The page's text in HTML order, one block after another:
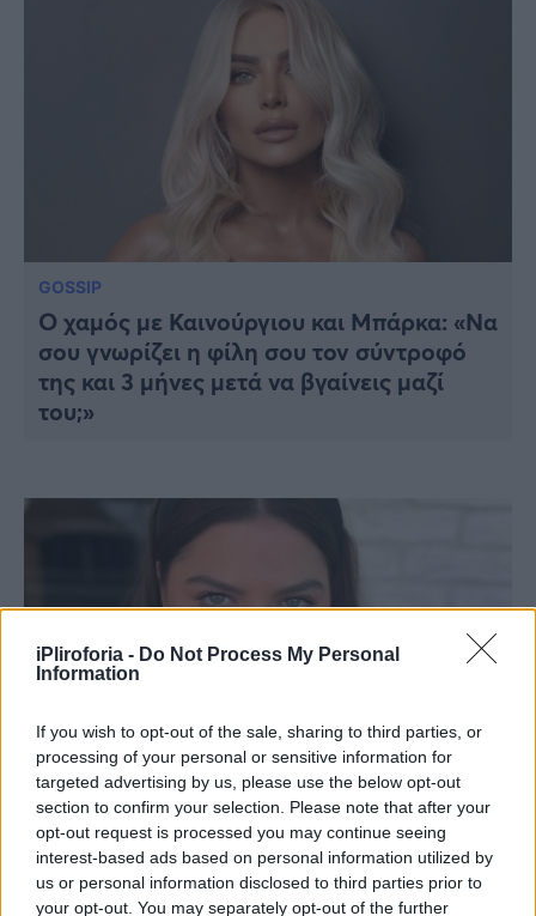
iPliroforia - Do Not Process My Personal
Information
If you wish to opt-out of the sale, sharing to third parties, or
processing of your personal or sensitive information for
targeted advertising by us, please use the below opt-out
section to confirm your selection. Please note that after your
opt-out request is processed you may continue seeing
interest-based ads based on personal information utilized by
us or personal information disclosed to third parties prior to
your opt-out. You may separately opt-out of the further
GOSSIP
Ο χαμός με Καινούργιου και Μπάρκα: «Να
σου γνωρίζει η φίλη σου τον σύντροφό
της και 3 μήνες μετά να βγαίνεις μαζί
του;»
GOSSIP
Ξέσπασε η Δανάη Μπάρκα: Τα είπε όλα
για τη δημοσιοποίηση των προσωπικών
της στιγμών